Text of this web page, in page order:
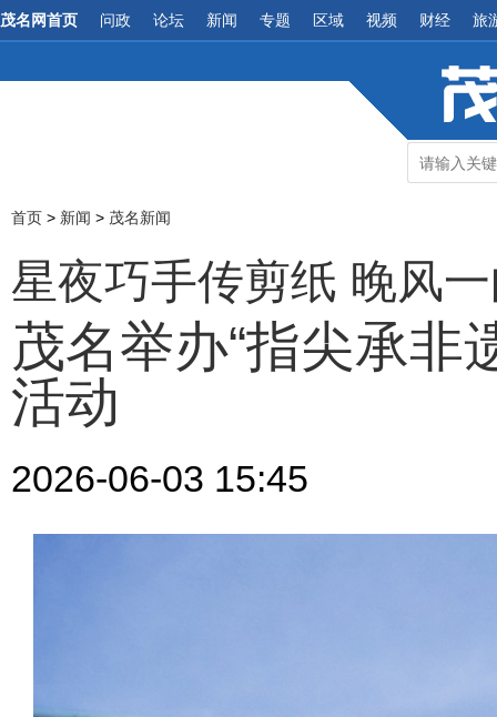
茂名网首页 问政 论坛 新闻 专题 区域 视频 财经 旅
首页 > 新闻 > 茂名新闻
星夜巧手传剪纸 晚风
茂名举办“指尖承非
活动
2026-06-03 15:45